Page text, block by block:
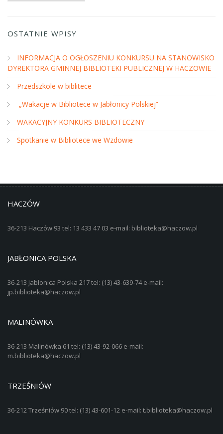
OSTATNIE WPISY
INFORMACJA O OGŁOSZENIU KONKURSU NA STANOWISKO
DYREKTORA GMINNEJ BIBLIOTEKI PUBLICZNEJ W HACZOWIE
Przedszkole w biblitece
„Wakacje w Bibliotece w Jabłonicy Polskiej”
WAKACYJNY KONKURS BIBLIOTECZNY
Spotkanie w Bibliotece we Wzdowie
HACZÓW
36-213 Haczów 93 tel: 13 433 47 03 e-mail: biblioteka@haczow.pl
JABŁONICA POLSKA
36-213 Jabłonica Polska 217 tel: (13) 43-639-74 e-mail:
jp.biblioteka@haczow.pl
MALINÓWKA
36-213 Malinówka 61 tel: (13) 43-92-066 e-mail:
m.biblioteka@haczow.pl
TRZEŚNIÓW
36-212 Trześniów 90 tel: (13) 43-601-12 e-mail: t.biblioteka@haczow.pl